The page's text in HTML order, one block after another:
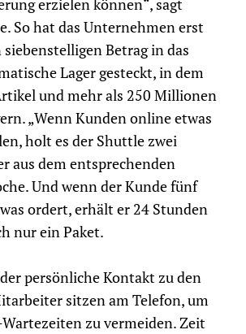
erzielen können“, sagt
So hat das Unternehmen erst
Betrag in das
Lager gesteckt, in dem
und mehr als 250 Millionen
„Wenn Kunden online etwas
holt es der Shuttle zwei
aus dem entsprechenden
Und wenn der Kunde fünf
ordert, erhält er 24 Stunden
nur ein Paket.
persönliche Kontakt zu den
sitzen am Telefon, um
zu vermeiden. Zeit